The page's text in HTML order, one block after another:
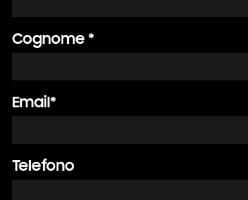
Cognome *
Email*
Telefono